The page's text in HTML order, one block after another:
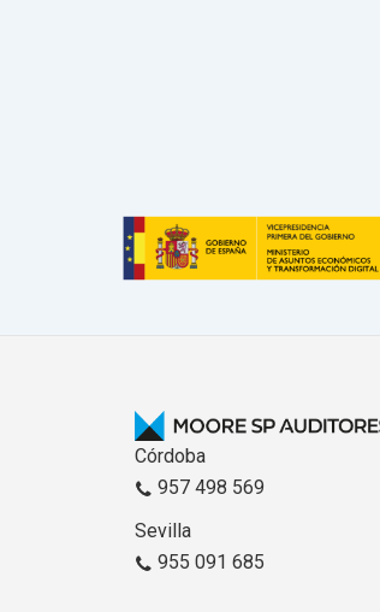
Córdoba
957 498 569
Sevilla
955 091 685